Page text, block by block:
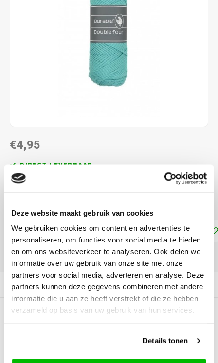
Deze website maakt gebruik van cookies
We gebruiken cookies om content en advertenties te
personaliseren, om functies voor social media te bieden
en om ons websiteverkeer te analyseren. Ook delen we
informatie over uw gebruik van onze site met onze
partners voor social media, adverteren en analyse. Deze
partners kunnen deze gegevens combineren met andere
informatie die u aan ze heeft verstrekt of die ze hebben
verzameld op basis van uw gebruik van hun services.
Details tonen
€4,95
DIRECT LEVERBAAR
100% katoen naalddikte: 4.5 - 5.0 mm. 100 gram per bol
Toevoegen aan winkelwagen
DELEN:
Productomschrijving
Specificaties